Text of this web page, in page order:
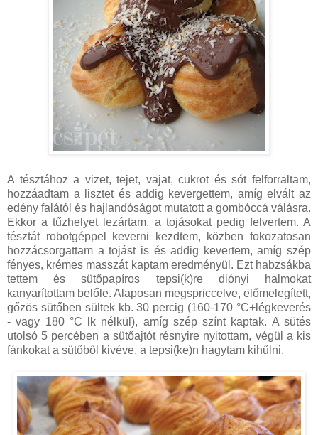
A tésztához a vizet, tejet, vajat, cukrot és sót felforraltam,
hozzáadtam a lisztet és addig kevergettem, amíg elvált az
edény falától és hajlandóságot mutatott a gombóccá válásra.
Ekkor a tűzhelyet lezártam, a tojásokat pedig felvertem. A
tésztát robotgéppel keverni kezdtem, közben fokozatosan
hozzácsorgattam a tojást is és addig kevertem, amíg szép
fényes, krémes masszát kaptam eredményül. Ezt habzsákba
tettem és sütőpapíros tepsi(k)re diónyi halmokat
kanyarítottam belőle. Alaposan megspriccelve, előmelegített,
gőzös sütőben sültek kb. 30 percig (160-170 °C+légkeverés
- vagy 180 °C lk nélkül), amíg szép színt kaptak. A sütés
utolsó 5 percében a sütőajtót résnyire nyitottam, végül a kis
fánkokat a sütőből kivéve, a tepsi(ke)n hagytam kihűlni.